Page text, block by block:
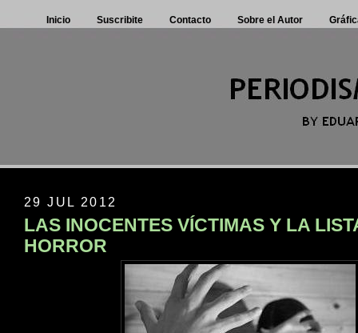
Inicio Suscribite Contacto Sobre el Autor
29 JUL 2012
LAS INOCENTES VÍCTIMAS Y LA
HORROR